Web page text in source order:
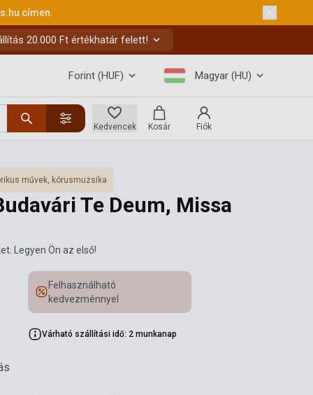
címen.
20.000 Ft értékhatár felett!
Forint (HUF) Magyar (HU)
Kedvencek Kosár Fiók
művek, kórusmuzsika
Te Deum, Missa
Legyen Ön az első!
Felhasználható
kedvezménnyel
Várható szállítási idő: 2 munkanap